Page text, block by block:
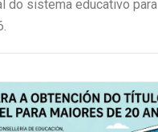
do sistema educativo para